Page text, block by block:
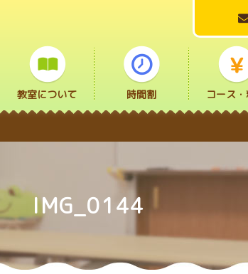
教室について 時間割 コース
IMG_0144